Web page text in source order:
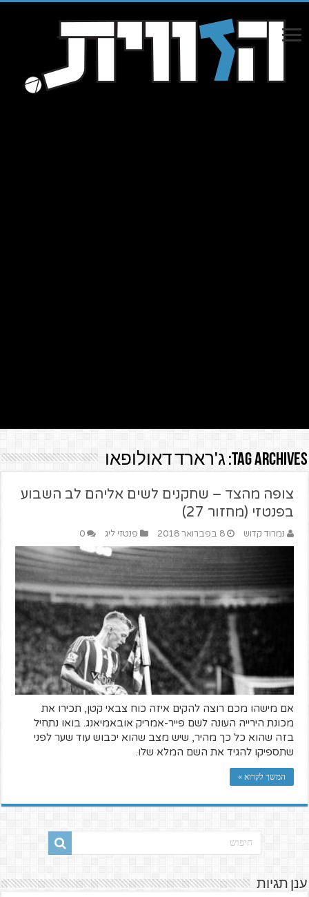
Tag Archives: ג'רארד דאולופאו
צופה מהצד – שחקנים לשים אליהם לב השבוע
בפנטזי (מחזור 27)
נמרוד קדוש 8 בפברואר 2018 פנטזי ליג 0
אם מישהו מכם רוצה להקים איזה כוח צבאי קטן, תכירו את
מכונת הירייה העונה לשם פייר-אמריק אובאמיאנג. בואו נתחיל
בזה שהוא כל כך מהיר, שיש מצב שהוא יכבוש עוד שער לפני
שתספיקו להגיד את השם המלא שלו.
המשך לקרוא »
ענן תגיות